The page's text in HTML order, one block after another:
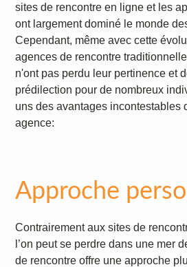
sites de rencontre en ligne et les
ont largement dominé le monde
Cependant, même avec cette
agences de rencontre
n'ont pas perdu leur pertinence et
prédilection pour de nombreux
uns des avantages incontestables
agence:
Approche
Contrairement aux sites de
l’on peut se perdre dans une mer
de rencontre offre une approche